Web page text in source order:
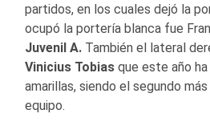
partidos, en los cuales dejó la
ocupó la portería blanca fue
Juvenil A. También el lateral
Vinicius Tobias que este año
amarillas, siendo el segundo
equipo.